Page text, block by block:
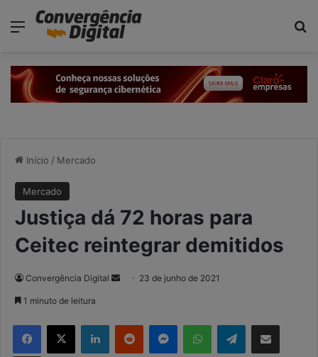
Menu
Início / Mercado
Mercado
Justiça dá 72 horas para
Ceitec reintegrar demitidos
Convergência Digital
d
23 de junho de 2021
1 minuto de leitura
Telegram